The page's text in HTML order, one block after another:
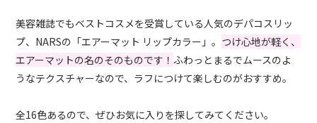
美容雑誌でもベストコスメを受賞している人気のデパコスリッ
プ、NARSの「エアーマット リップカラー」。 つけ心地が軽く、
エアーマットの名のそのものです！ふわっとまるでムースのよ
うなテクスチャーなので、ラフにつけて楽しむのがおすすめ。
全16色あるので、ぜひお気に入りを探してみてください。